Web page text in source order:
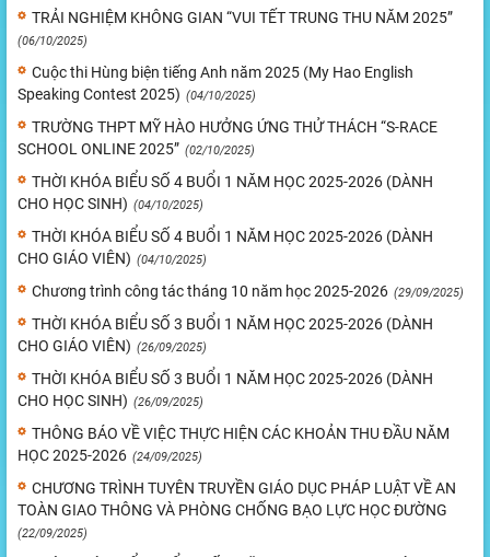
TRẢI NGHIỆM KHÔNG GIAN “VUI TẾT TRUNG THU NĂM 2025”
(06/10/2025)
Cuộc thi Hùng biện tiếng Anh năm 2025 (My Hao English
Speaking Contest 2025) (04/10/2025)
TRƯỜNG THPT MỸ HÀO HƯỞNG ỨNG THỬ THÁCH “S-RACE
SCHOOL ONLINE 2025” (02/10/2025)
THỜI KHÓA BIỂU SỐ 4 BUỔI 1 NĂM HỌC 2025-2026 (DÀNH
CHO HỌC SINH) (04/10/2025)
THỜI KHÓA BIỂU SỐ 4 BUỔI 1 NĂM HỌC 2025-2026 (DÀNH
CHO GIÁO VIÊN) (04/10/2025)
Chương trình công tác tháng 10 năm học 2025-2026 (29/09/2025)
THỜI KHÓA BIỂU SỐ 3 BUỔI 1 NĂM HỌC 2025-2026 (DÀNH
CHO GIÁO VIÊN) (26/09/2025)
THỜI KHÓA BIỂU SỐ 3 BUỔI 1 NĂM HỌC 2025-2026 (DÀNH
CHO HỌC SINH) (26/09/2025)
THÔNG BÁO VỀ VIỆC THỰC HIỆN CÁC KHOẢN THU ĐẦU NĂM
HỌC 2025-2026 (24/09/2025)
CHƯƠNG TRÌNH TUYÊN TRUYỀN GIÁO DỤC PHÁP LUẬT VỀ AN
TOÀN GIAO THÔNG VÀ PHÒNG CHỐNG BẠO LỰC HỌC ĐƯỜNG
(22/09/2025)